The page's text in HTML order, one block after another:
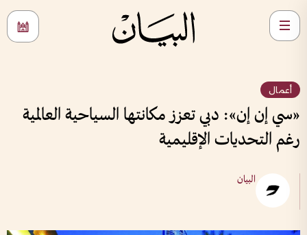
أعمال
«سي إن إن»: دبي تعزز مكانتها السياحية العالمية
رغم التحديات الإقليمية
البيان